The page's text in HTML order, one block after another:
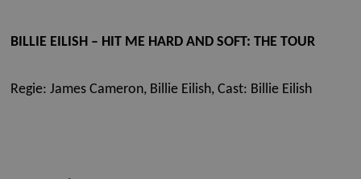
BILLIE EILISH – HIT ME HARD AND SOFT: THE TOUR
Regie: James Cameron, Billie Eilish, Cast: Billie Eilish